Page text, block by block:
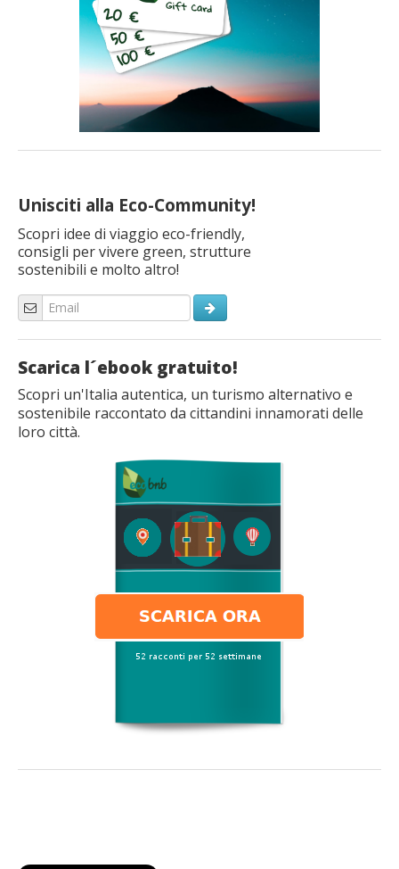
Unisciti alla Eco-Community!
Scopri idee di viaggio eco-friendly,
consigli per vivere green, strutture
sostenibili e molto altro!
Scarica l´ebook gratuito!
Scopri un'Italia autentica, un turismo alternativo e
sostenibile raccontato da cittandini innamorati delle
loro città.